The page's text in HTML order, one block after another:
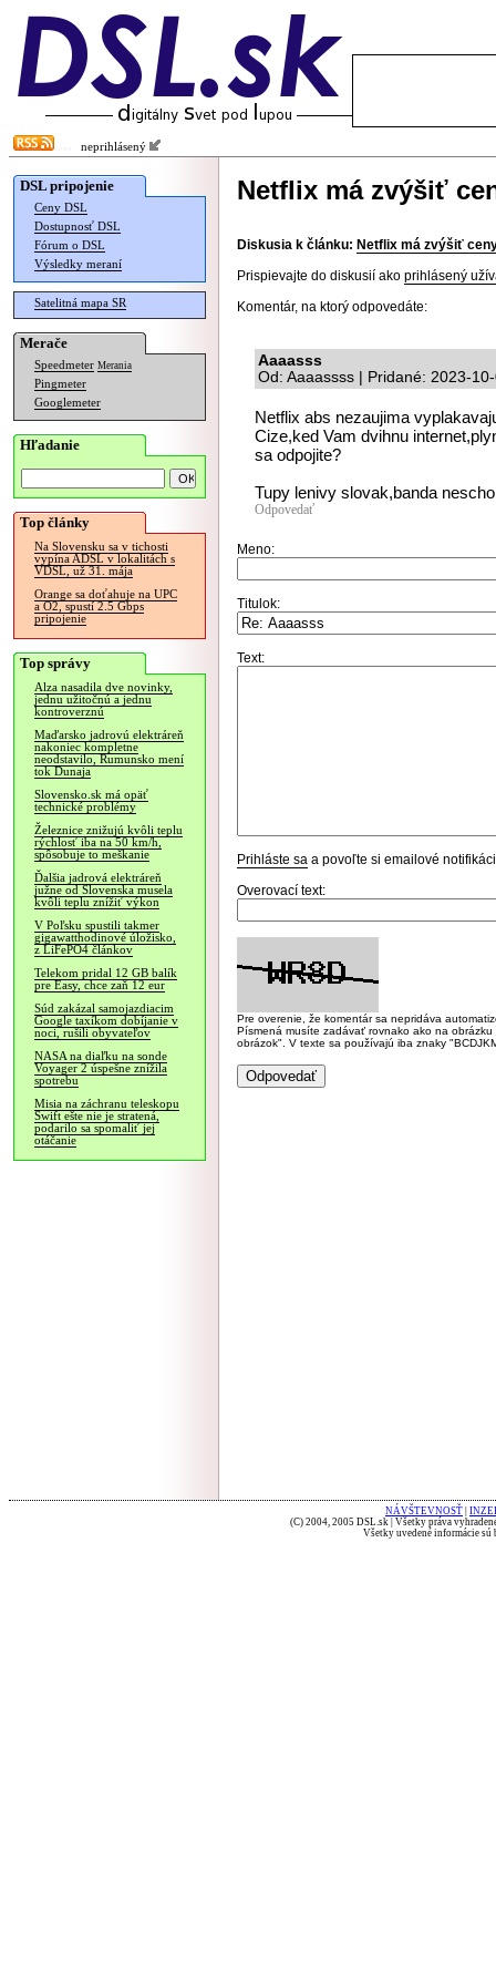
neprihlásený
DSL pripojenie
Ceny DSL
Dostupnosť DSL
Fórum o DSL
Výsledky meraní
Satelitná mapa SR
Merače
Speedmeter Merania
Pingmeter
Googlemeter
Hľadanie
Top články
Na Slovensku sa v tichosti
vypína ADSL v lokalitách s
VDSL, už 31. mája
Orange sa doťahuje na UPC
a O2, spustí 2.5 Gbps
pripojenie
Top správy
Alza nasadila dve novinky,
jednu užitočnú a jednu
kontroverznú
Maďarsko jadrovú elektráreň
nakoniec kompletne
neodstavilo, Rumunsko mení
tok Dunaja
Slovensko.sk má opäť
technické problémy
Železnice znižujú kvôli teplu
rýchlosť iba na 50 km/h,
spôsobuje to meškanie
Ďalšia jadrová elektráreň
južne od Slovenska musela
kvôli teplu znížiť výkon
V Poľsku spustili takmer
gigawatthodinové úložisko,
z LiFePO4 článkov
Telekom pridal 12 GB balík
pre Easy, chce zaň 12 eur
Súd zakázal samojazdiacim
Google taxíkom dobíjanie v
noci, rušili obyvateľov
NASA na diaľku na sonde
Voyager 2 úspešne znížila
spotrebu
Misia na záchranu teleskopu
Swift ešte nie je stratená,
podarilo sa spomaliť jej
otáčanie
Netflix má zvýšiť
Diskusia k článku: Netflix má zvýšiť
Prispievajte do diskusií ako prihlásený
Komentár, na ktorý odpovedáte:
Aaaasss
Od: Aaaassss | Pridané: 2023-
Netflix abs nezaujima
Cize,ked Vam dvihnu
sa odpojite?
Tupy lenivy slovak,banda
Odpovedať
Meno:
Titulok:
Text:
Prihláste sa a povoľte si emailové
Overovací text:
Pre overenie, že komentár sa nepridáva
Písmená musíte zadávať rovnako ako na
obrázok". V texte sa používajú iba znaky
NÁVŠTEVNOSŤ
(C) 2004, 2005 DSL.sk | Všetky práva
Všetky uvedené informácie sú